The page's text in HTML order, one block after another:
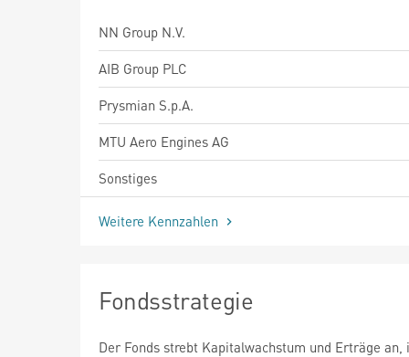
NN Group N.V.
AIB Group PLC
Prysmian S.p.A.
MTU Aero Engines AG
Sonstiges
Weitere Kennzahlen
Fondsstrategie
Der Fonds strebt Kapitalwachstum und Erträge an,